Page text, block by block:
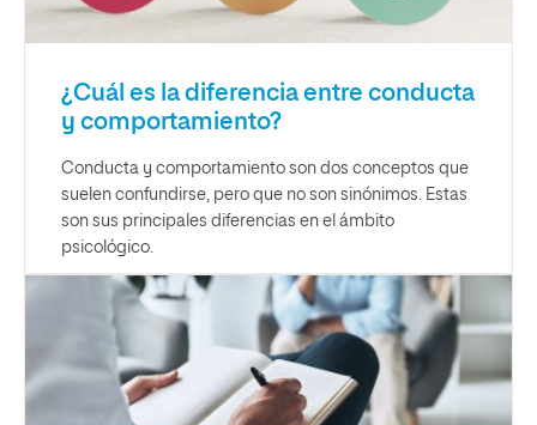
¿Cuál es la diferencia entre conducta
y comportamiento?
Conducta y comportamiento son dos conceptos que
suelen confundirse, pero que no son sinónimos. Estas
son sus principales diferencias en el ámbito
psicológico.